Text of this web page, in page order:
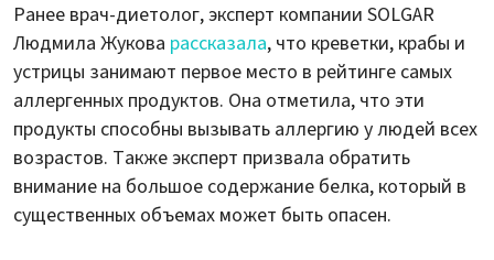
Ранее врач-диетолог, эксперт компании SOLGAR
Людмила Жукова рассказала, что креветки, крабы и
устрицы занимают первое место в рейтинге самых
аллергенных продуктов. Она отметила, что эти
продукты способны вызывать аллергию у людей всех
возрастов. Также эксперт призвала обратить
внимание на большое содержание белка, который в
существенных объемах может быть опасен.